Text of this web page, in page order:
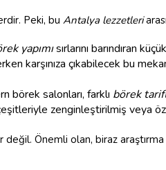
Peki, bu Antalya lezzetleri
yapımısırlarını barındıran
karşınıza çıkabilecek bu
börek salonları, farklı börek
zenginleştirilmiş veya
Önemli olan, biraz araştırma